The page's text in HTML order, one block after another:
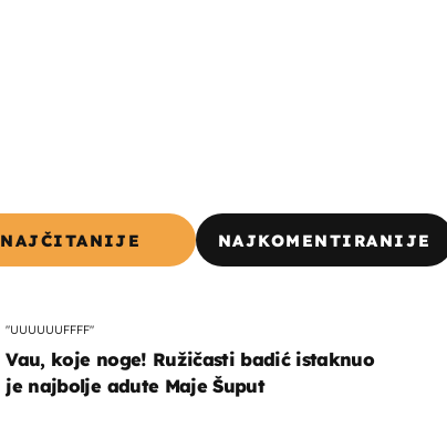
NAJČITANIJE NAJKOMENTIRANIJE
"UUUUUUFFFF"
Vau, koje noge! Ružičasti badić istaknuo
je najbolje adute Maje Šuput